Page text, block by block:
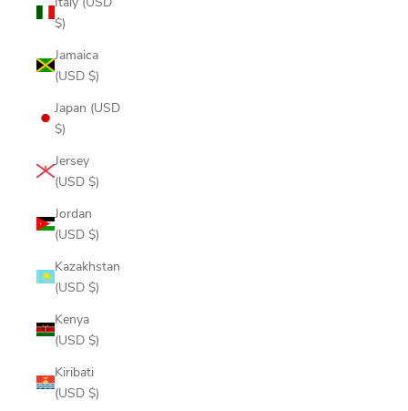
$)
Jamaica
(USD $)
Japan (USD
$)
Jersey
(USD $)
Jordan
(USD $)
Kazakhstan
(USD $)
Kenya
(USD $)
Kiribati
(USD $)